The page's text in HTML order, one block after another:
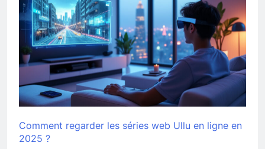
Comment regarder les séries web Ullu en ligne en
2025 ?